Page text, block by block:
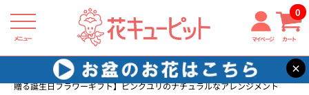
メニュー マイページ カート
0
×
花キューピット 目上の方に贈る誕生日フラワーギフト
【目上の方に
贈る誕生日フラワーギフト】ピンクユリのナチュラルなアレンジメント